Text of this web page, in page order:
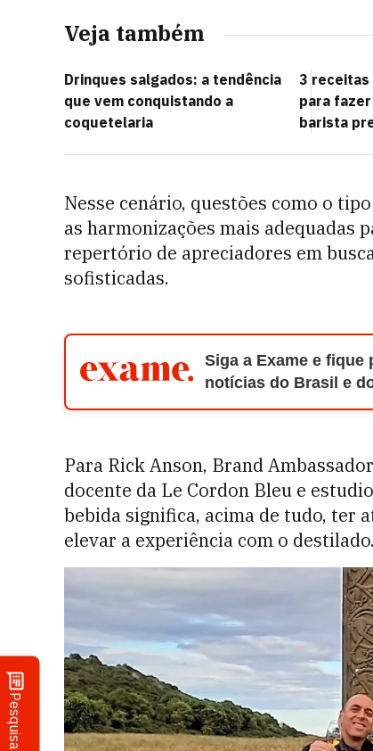
Pesquisa
Veja também
Drinques salgados: a tendência
que vem conquistando a
coquetelaria
3 receitas
para
barista
Nesse cenário, questões como o
as harmonizações mais adequadas
repertório de apreciadores em
sofisticadas.
Siga a Exame e
notícias do Brasil e
Para Rick Anson, Brand
docente da Le Cordon Bleu e
bebida significa, acima de tudo, ter
elevar a experiência com o destilado.